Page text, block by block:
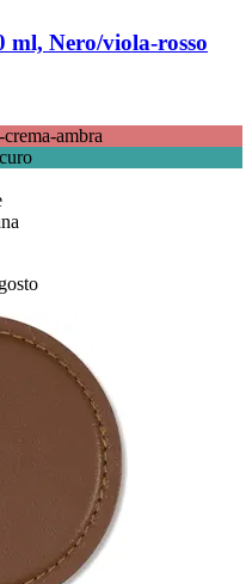
ml, Nero/viola-​rosso
ambra